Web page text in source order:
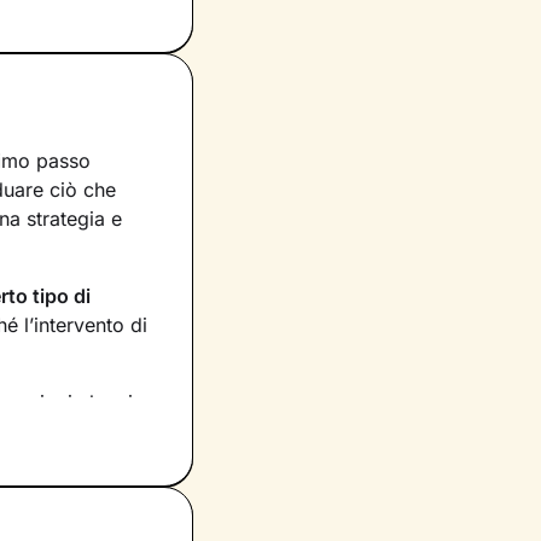
passo
ciò che
strategia e
tipo di
l’intervento di
che ci